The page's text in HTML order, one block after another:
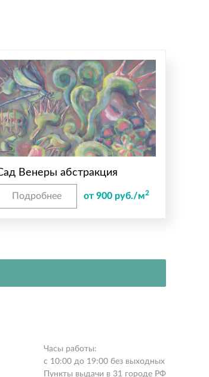
Венеры абстракция
Подробнее от 900 руб./м2
Часы работы:
с 10:00 до 19:00 без выходных
Пункты выдачи в 31 городе РФ